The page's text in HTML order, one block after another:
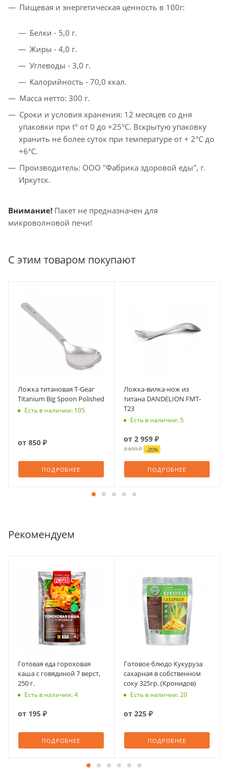
Пищевая и энергетическая ценность в 100г:
Белки - 5,0 г.
Жиры - 4,0 г.
Углеводы - 3,0 г.
Калорийность - 70,0 ккал.
Масса нетто: 300 г.
Сроки и условия хранения: 12 месяцев со дня
упаковки при t° от 0 до +25°C. Вскрытую упаковку
хранить не более суток при температуре от + 2°С до
+6°C.
Производитель: ООО "Фабрика здоровой еды", г.
Иркутск.
Внимание! Пакет не предназначен для
микроволновой печи!
С этим товаром покупают
Ложка титановая T-Gear
Titanium Big Spoon Polished
Есть в наличии: 105
от 850 ₽
ПОДРОБНЕЕ
Ложка-вилка-нож из
титана DANDELION FMT-
T23
Есть в наличии: 5
от 2 959 ₽
3 699 ₽ -20%
ПОДРОБНЕЕ
Рекомендуем
Готовая еда гороховая
каша с говядиной 7 верст,
250 г.
Есть в наличии: 4
от 195 ₽
ПОДРОБНЕЕ
Готовое блюдо Кукуруза
сахарная в собственном
соку 325гр. (Кронидов)
Есть в наличии: 20
от 225 ₽
ПОДРОБНЕЕ